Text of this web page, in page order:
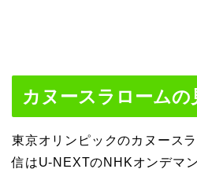
カヌースラロームの
東京オリンピックのカヌース
信はU-NEXTのNHKオンデマ